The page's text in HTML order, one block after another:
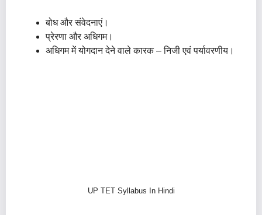
बोध और संवेदनाएं।
प्रेरणा और अधिगम।
अधिगम में योगदान देने वाले कारक – निजी एवं पर्यावरणीय।
UP TET Syllabus In Hindi